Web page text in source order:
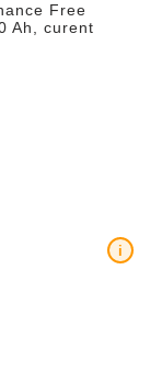
Free
Ah, curent
i